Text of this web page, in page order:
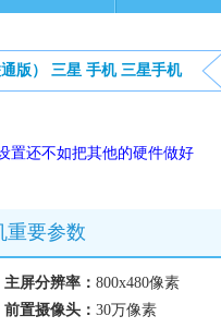
版） 三星 手机 三星手机
置还不如把其他的硬件做好
重要参数
主屏分辨率： 800x480像素
前置摄像头： 30万像素